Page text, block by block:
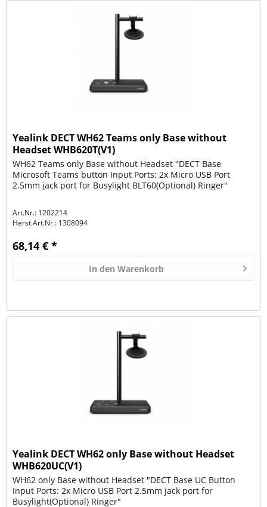
Yealink DECT WH62 Teams only Base without
Headset WHB620T(V1)
WH62 Teams only Base without Headset "DECT Base
Microsoft Teams button Input Ports: 2x Micro USB Port
2.5mm jack port for Busylight BLT60(Optional) Ringer"
Art.Nr.: 1202214
Herst.Art.Nr.: 1308094
68,14 € *
In den Warenkorb
Yealink DECT WH62 only Base without Headset
WHB620UC(V1)
WH62 only Base without Headset "DECT Base UC Button
Input Ports: 2x Micro USB Port 2.5mm jack port for
Busylight(Optional) Ringer"